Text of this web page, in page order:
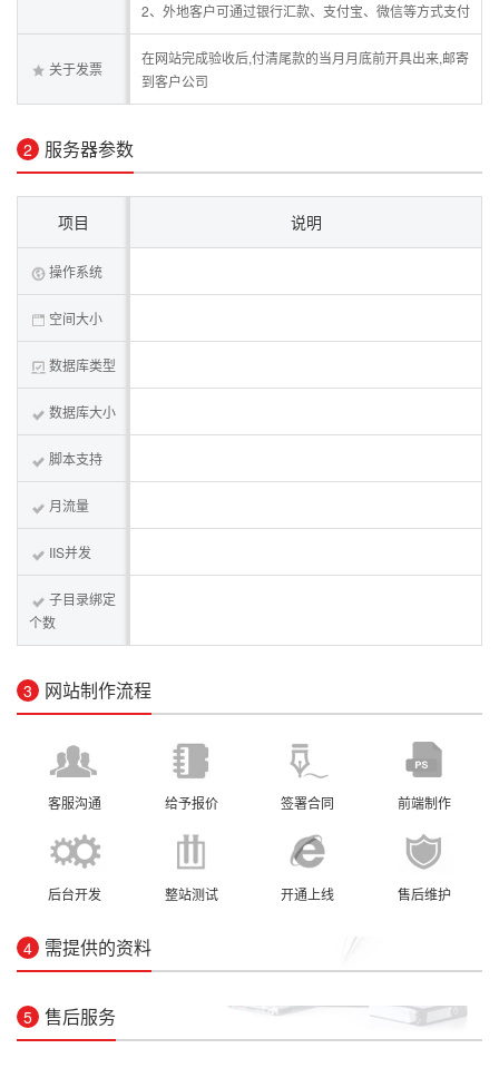
2、外地客户可通过银行汇款、支付宝、微信等方式支付
关于发票
在网站完成验收后,付清尾款的当月月底前开具出来,邮寄
到客户公司
2 服务器参数
项目 说明
操作系统
空间大小
数据库类型
数据库大小
脚本支持
月流量
IIS并发
子目录绑定
个数
3 网站制作流程
客服沟通 给予报价 签署合同 前端制作
后台开发 整站测试 开通上线 售后维护
4 需提供的资料
5 售后服务